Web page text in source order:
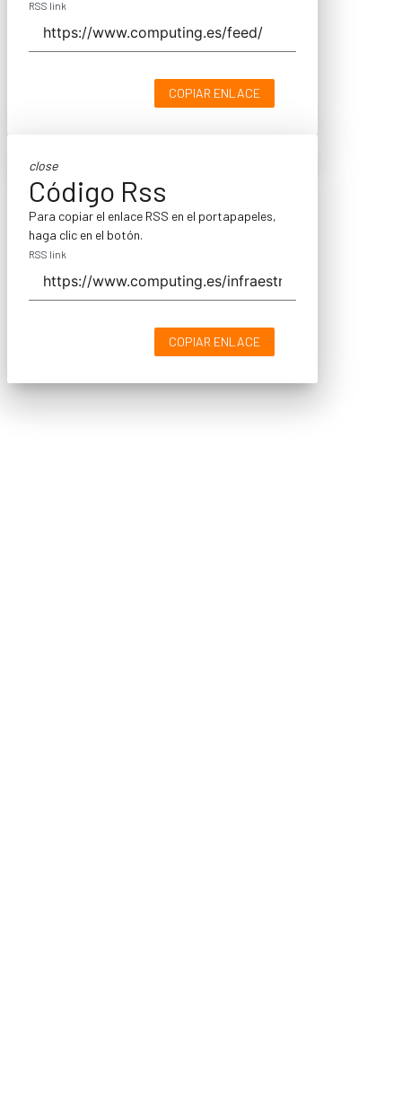
RSS link
COPIAR ENLACE
close
Código Rss
Para copiar el enlace RSS en el portapapeles,
haga clic en el botón.
RSS link
COPIAR ENLACE